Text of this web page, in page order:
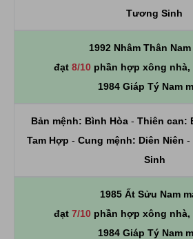
Tương Sinh
1992 Nhâm Thân
đạt 8/10phần hợp xông nhà,
1984 Giáp Tý Nam
Bản mệnh: Bình Hòa- Thiên can:
Tam Hợp - Cung mệnh: Diên Niên -
Sinh
1985 Ất Sửu Nam
đạt 7/10phần hợp xông nhà,
1984 Giáp Tý Nam